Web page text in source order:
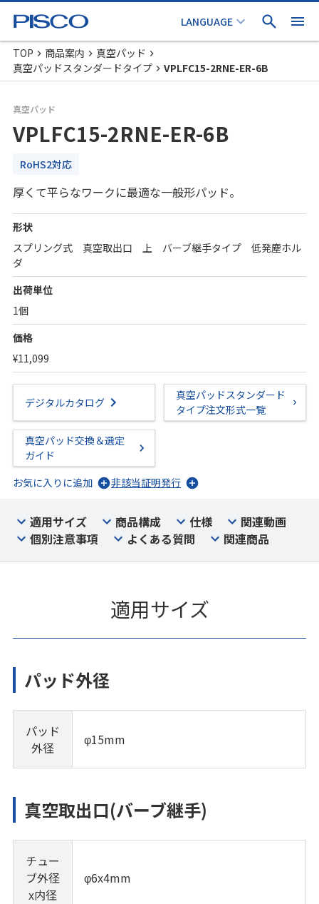
TOP 商品案内
真空パッド
真空パッドスタンダードタイプ
VPLFC15-2RNE-ER-6B
真空パッド
VPLFC15-2RNE-ER-6B
RoHS2対応
厚くて平らなワークに最適な一般形パッド。
形状
スプリング式 真空取出口 上 バーブ継手タイプ 低発塵ホル
ダ
出荷単位
1個
価格
¥11,099
デジタルカタログ
真空パッドスタンダード
タイプ注文形式一覧
真空パッド交換＆選定
ガイド
お気に入りに追加
非該当証明発行
適用サイズ 商品構成 仕様
関連動画
個別注意事項
よくある質問 関連商品
適用サイズ
パッド外径
パッド
外径
φ15mm
真空取出口(バーブ継手)
チュー
ブ外径
x内径
φ6x4mm